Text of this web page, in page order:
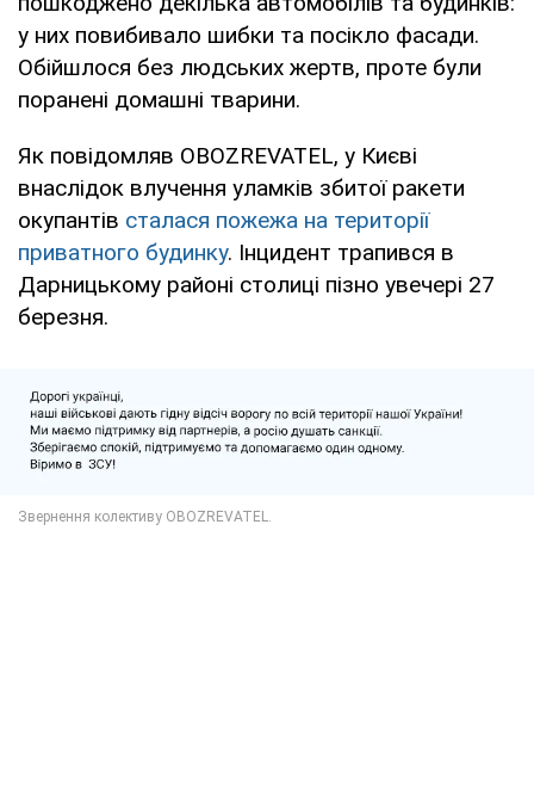
у них повибивало шибки та посікло фасади.
Обійшлося без людських жертв, проте були
поранені домашні тварини.
Як повідомляв OBOZREVATEL, у Києві
внаслідок влучення уламків збитої ракети
окупантів сталася пожежа на території
приватного будинку. Інцидент трапився в
Дарницькому районі столиці пізно увечері 27
березня.